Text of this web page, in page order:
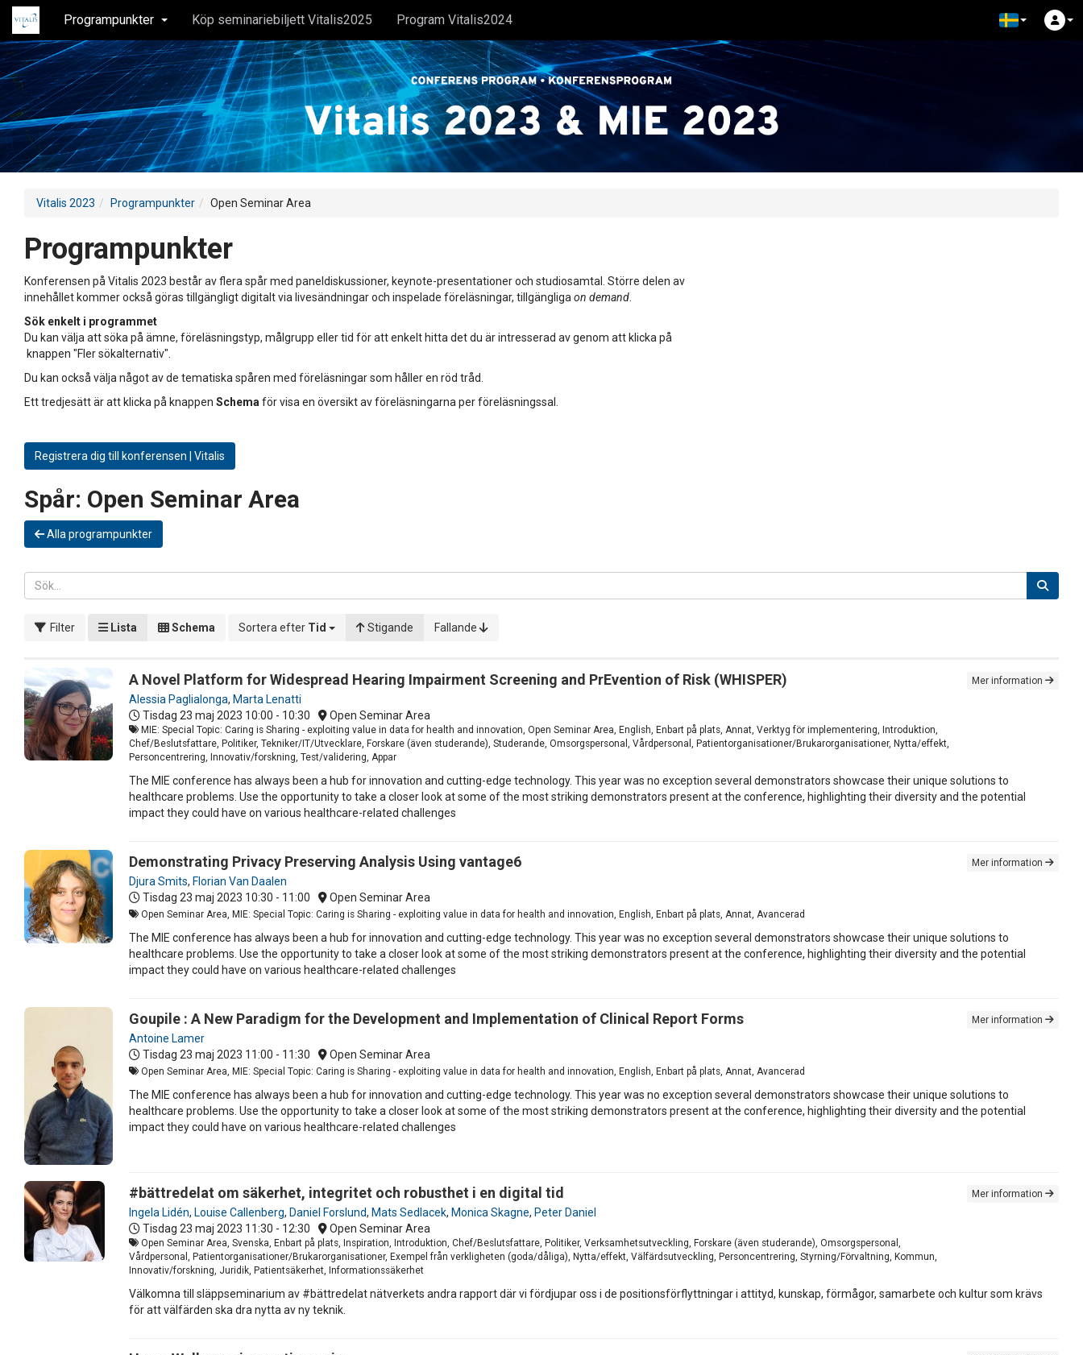
Programpunkter Köp seminariebiljett Vitalis2025 Program Vitalis2024
Vitalis 2023 Programpunkter Open Seminar Area
Programpunkter
Konferensen på Vitalis 2023 består av flera spår med paneldiskussioner, keynote-presentationer och studiosamtal. Större delen av
innehållet kommer också göras tillgängligt digitalt via livesändningar och inspelade föreläsningar, tillgängliga on demand
Sök enkelt i programmet
Du kan välja att söka på ämne, föreläsningstyp, målgrupp eller tid för att enkelt hitta det du är intresserad av genom att klicka på
knappen "Fler sökalternativ".
Du kan också välja något av de tematiska spåren med föreläsningar som håller en röd tråd.
Ett tredjesätt är att klicka på knappen Schema för visa en översikt av föreläsningarna per föreläsningssal.
Registrera dig till konferensen | Vitalis
Spår: Open Seminar Area
Alla programpunkter
Filter Lista Schema Sortera efter Tid Stigande Fallande
A Novel Platform for Widespread Hearing Impairment Screening and PrEvention of Risk (WHISPER)
Alessia Paglialonga, Marta Lenatti
Tisdag 23 maj 2023 10:00 - 10:30 Open Seminar Area
MIE: Special Topic: Caring is Sharing - exploiting value in data for health and innovation, Open Seminar Area, English, Enbart på plats, Annat, Verktyg för implementering, Introduktion,
Chef/Beslutsfattare, Politiker, Tekniker/IT/Utvecklare, Forskare (även studerande), Studerande, Omsorgspersonal, Vårdpersonal, Patientorganisationer/Brukarorganisationer, Nytta/effekt,
Personcentrering, Innovativ/forskning, Test/validering, Appar
Mer information
The MIE conference has always been a hub for innovation and cutting-edge technology. This year was no exception several demonstrators showcase their unique solutions to
healthcare problems. Use the opportunity to take a closer look at some of the most striking demonstrators present at the conference, highlighting their diversity and the potential
impact they could have on various healthcare-related challenges
Demonstrating Privacy Preserving Analysis Using vantage6
Djura Smits, Florian Van Daalen
Tisdag 23 maj 2023 10:30 - 11:00 Open Seminar Area
Open Seminar Area, MIE: Special Topic: Caring is Sharing - exploiting value in data for health and innovation, English, Enbart på plats, Annat, Avancerad
Mer information
The MIE conference has always been a hub for innovation and cutting-edge technology. This year was no exception several demonstrators showcase their unique solutions to
healthcare problems. Use the opportunity to take a closer look at some of the most striking demonstrators present at the conference, highlighting their diversity and the potential
impact they could have on various healthcare-related challenges
Goupile : A New Paradigm for the Development and Implementation of Clinical Report Forms
Antoine Lamer
Tisdag 23 maj 2023 11:00 - 11:30 Open Seminar Area
Open Seminar Area, MIE: Special Topic: Caring is Sharing - exploiting value in data for health and innovation, English, Enbart på plats, Annat, Avancerad
Mer information
The MIE conference has always been a hub for innovation and cutting-edge technology. This year was no exception several demonstrators showcase their unique solutions to
healthcare problems. Use the opportunity to take a closer look at some of the most striking demonstrators present at the conference, highlighting their diversity and the potential
impact they could have on various healthcare-related challenges
#bättredelat om säkerhet, integritet och robusthet i en digital tid
Ingela Lidén, Louise Callenberg, Daniel Forslund, Mats Sedlacek, Monica Skagne, Peter Daniel
Tisdag 23 maj 2023 11:30 - 12:30 Open Seminar Area
Open Seminar Area, Svenska, Enbart på plats, Inspiration, Introduktion, Chef/Beslutsfattare, Politiker, Verksamhetsutveckling, Forskare (även studerande), Omsorgspersonal,
Vårdpersonal, Patientorganisationer/Brukarorganisationer, Exempel från verkligheten (goda/dåliga), Nytta/effekt, Välfärdsutveckling, Personcentrering, Styrning/Förvaltning, Kommun,
Innovativ/forskning, Juridik, Patientsäkerhet, Informationssäkerhet
Mer information
Välkomna till släppseminarium av #bättredelat nätverkets andra rapport där vi fördjupar oss i de positionsförflyttningar i attityd, kunskap, förmågor, samarbete och kultur som krävs
för att välfärden ska dra nytta av ny teknik.